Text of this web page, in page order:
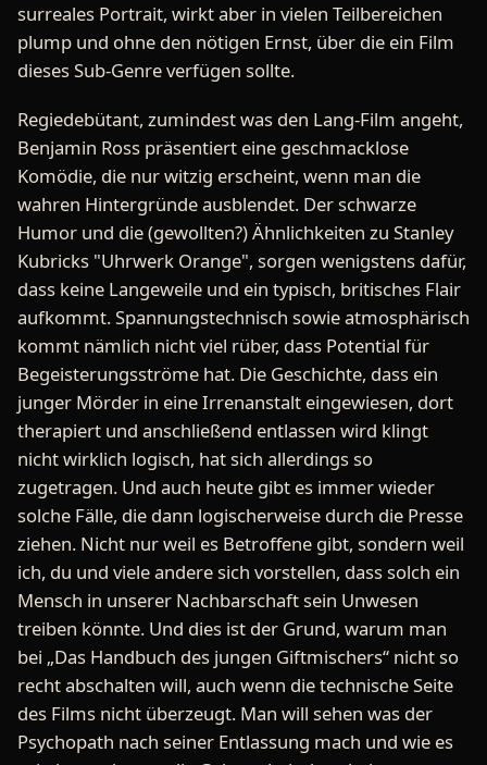
surreales Portrait, wirkt aber in vielen Teilbereichen
plump und ohne den nötigen Ernst, über die ein Film
dieses Sub-Genre verfügen sollte.
Regiedebütant, zumindest was den Lang-Film angeht,
Benjamin Ross präsentiert eine geschmacklose
Komödie, die nur witzig erscheint, wenn man die
wahren Hintergründe ausblendet. Der schwarze
Humor und die (gewollten?) Ähnlichkeiten zu Stanley
Kubricks "Uhrwerk Orange", sorgen wenigstens dafür,
dass keine Langeweile und ein typisch, britisches Flair
aufkommt. Spannungstechnisch sowie atmosphärisch
kommt nämlich nicht viel rüber, dass Potential für
Begeisterungsströme hat. Die Geschichte, dass ein
junger Mörder in eine Irrenanstalt eingewiesen, dort
therapiert und anschließend entlassen wird klingt
nicht wirklich logisch, hat sich allerdings so
zugetragen. Und auch heute gibt es immer wieder
solche Fälle, die dann logischerweise durch die Presse
ziehen. Nicht nur weil es Betroffene gibt, sondern weil
ich, du und viele andere sich vorstellen, dass solch ein
Mensch in unserer Nachbarschaft sein Unwesen
treiben könnte. Und dies ist der Grund, warum man
bei „Das Handbuch des jungen Giftmischers“ nicht so
recht abschalten will, auch wenn die technische Seite
des Films nicht überzeugt. Man will sehen was der
Psychopath nach seiner Entlassung mach und wie es